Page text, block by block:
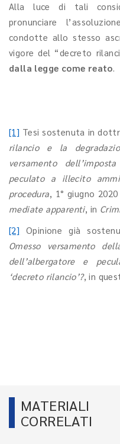
Alla luce di tali
pronunciare
condotte allo stesso
vigore del “decreto
dalla legge come reato.
[1] Tesi sostenuta in
rilancio e la
versamento
peculato a illecito
procedura, 1° giugno
mediate apparenti, in
[2] Opinione già
Omesso versamento
dell’albergatore e
‘decreto rilancio’?, in
MATERIALI
CORRELATI